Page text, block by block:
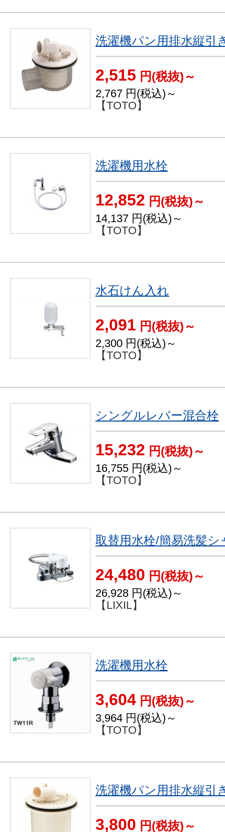
洗濯機パン用排水縦引
2,515 円(税抜)～
2,767 円(税込)～
【TOTO】
洗濯機用水栓
12,852 円(税抜)～
14,137 円(税込)～
【TOTO】
水石けん入れ
2,091 円(税抜)～
2,300 円(税込)～
【TOTO】
シングルレバー混合栓
15,232 円(税抜)～
16,755 円(税込)～
【TOTO】
取替用水栓/簡易洗髪シ
24,480 円(税抜)～
26,928 円(税込)～
【LIXIL】
洗濯機用水栓
3,604 円(税抜)～
3,964 円(税込)～
【TOTO】
洗濯機パン用排水縦引
3,800 円(税抜)～